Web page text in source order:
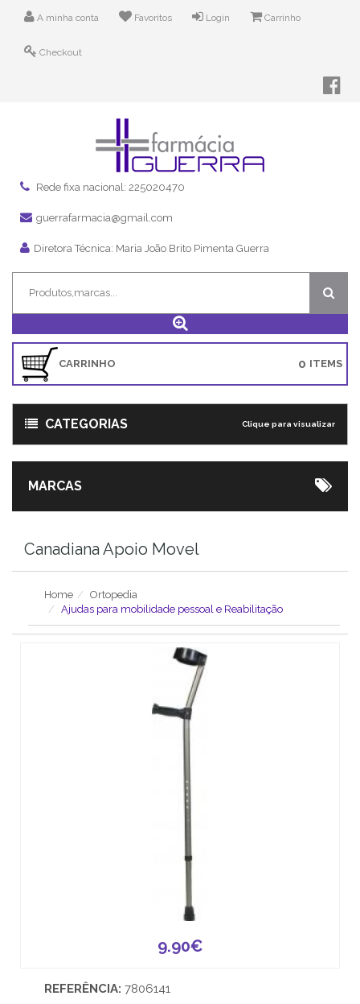
A minha conta Favoritos Login Carrinho
Checkout
Rede fixa nacional: 225020470
guerrafarmacia@gmail.com
Diretora Técnica: Maria João Brito Pimenta Guerra
CARRINHO ITEMS
0
CATEGORIAS Clique para visualizar
MARCAS
Canadiana Apoio Movel
Home
Ortopedia
Ajudas para mobilidade pessoal e Reabilitação
9.90€
REFERÊNCIA: 7806141